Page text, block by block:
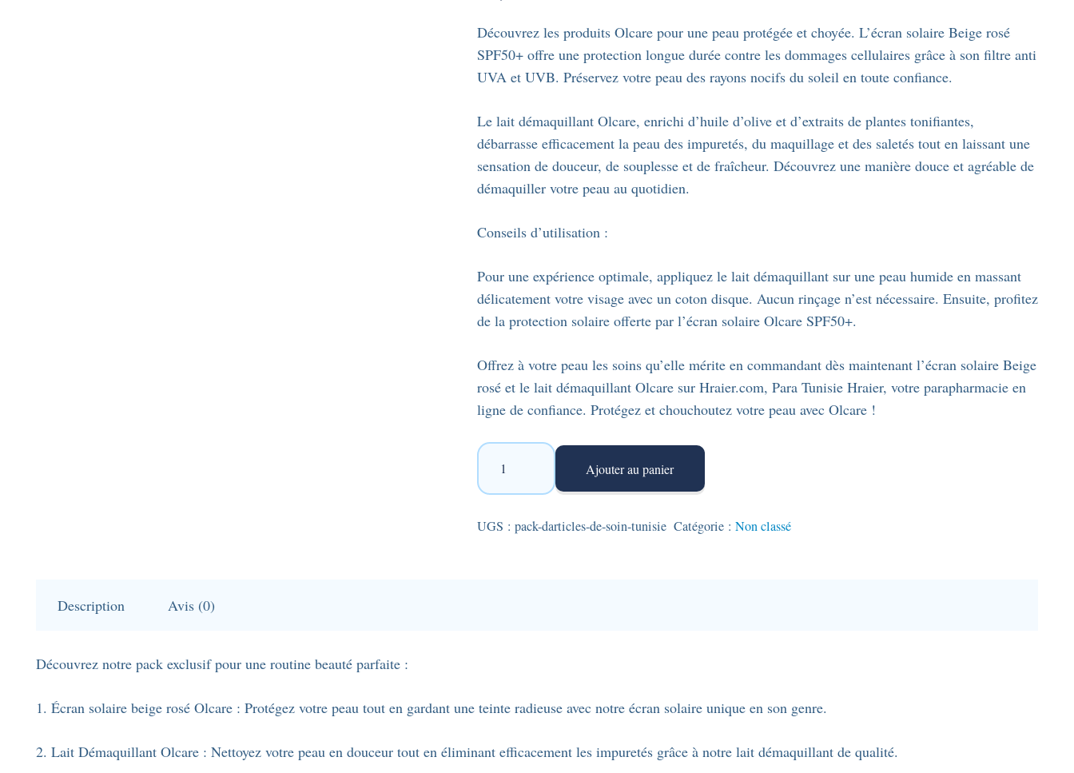
Découvrez les produits Olcare pour une peau protégée et choyée. L’écran solaire Beige rosé
SPF50+ offre une protection longue durée contre les dommages cellulaires grâce à son filtre anti
UVA et UVB. Préservez votre peau des rayons nocifs du soleil en toute confiance.
Le lait démaquillant Olcare, enrichi d’huile d’olive et d’extraits de plantes tonifiantes,
débarrasse efficacement la peau des impuretés, du maquillage et des saletés tout en laissant une
sensation de douceur, de souplesse et de fraîcheur. Découvrez une manière douce et agréable de
démaquiller votre peau au quotidien.
Conseils d’utilisation :
Pour une expérience optimale, appliquez le lait démaquillant sur une peau humide en massant
délicatement votre visage avec un coton disque. Aucun rinçage n’est nécessaire. Ensuite, profitez
de la protection solaire offerte par l’écran solaire Olcare SPF50+.
Offrez à votre peau les soins qu’elle mérite en commandant dès maintenant l’écran solaire Beige
rosé et le lait démaquillant Olcare sur Hraier.com, Para Tunisie Hraier, votre parapharmacie en
ligne de confiance. Protégez et chouchoutez votre peau avec Olcare !
quantité
Pack
d'articles
Beige
Ajouter au panier
UGS : pack-darticles-de-soin-tunisie Catégorie :Non classé
Description Avis (0)
Découvrez notre pack exclusif pour une routine beauté parfaite :
1. Écran solaire beige rosé Olcare : Protégez votre peau tout en gardant une teinte radieuse avec notre écran solaire unique en son genre.
2. Lait Démaquillant Olcare : Nettoyez votre peau en douceur tout en éliminant efficacement les impuretés grâce à notre lait démaquillant de qualité.